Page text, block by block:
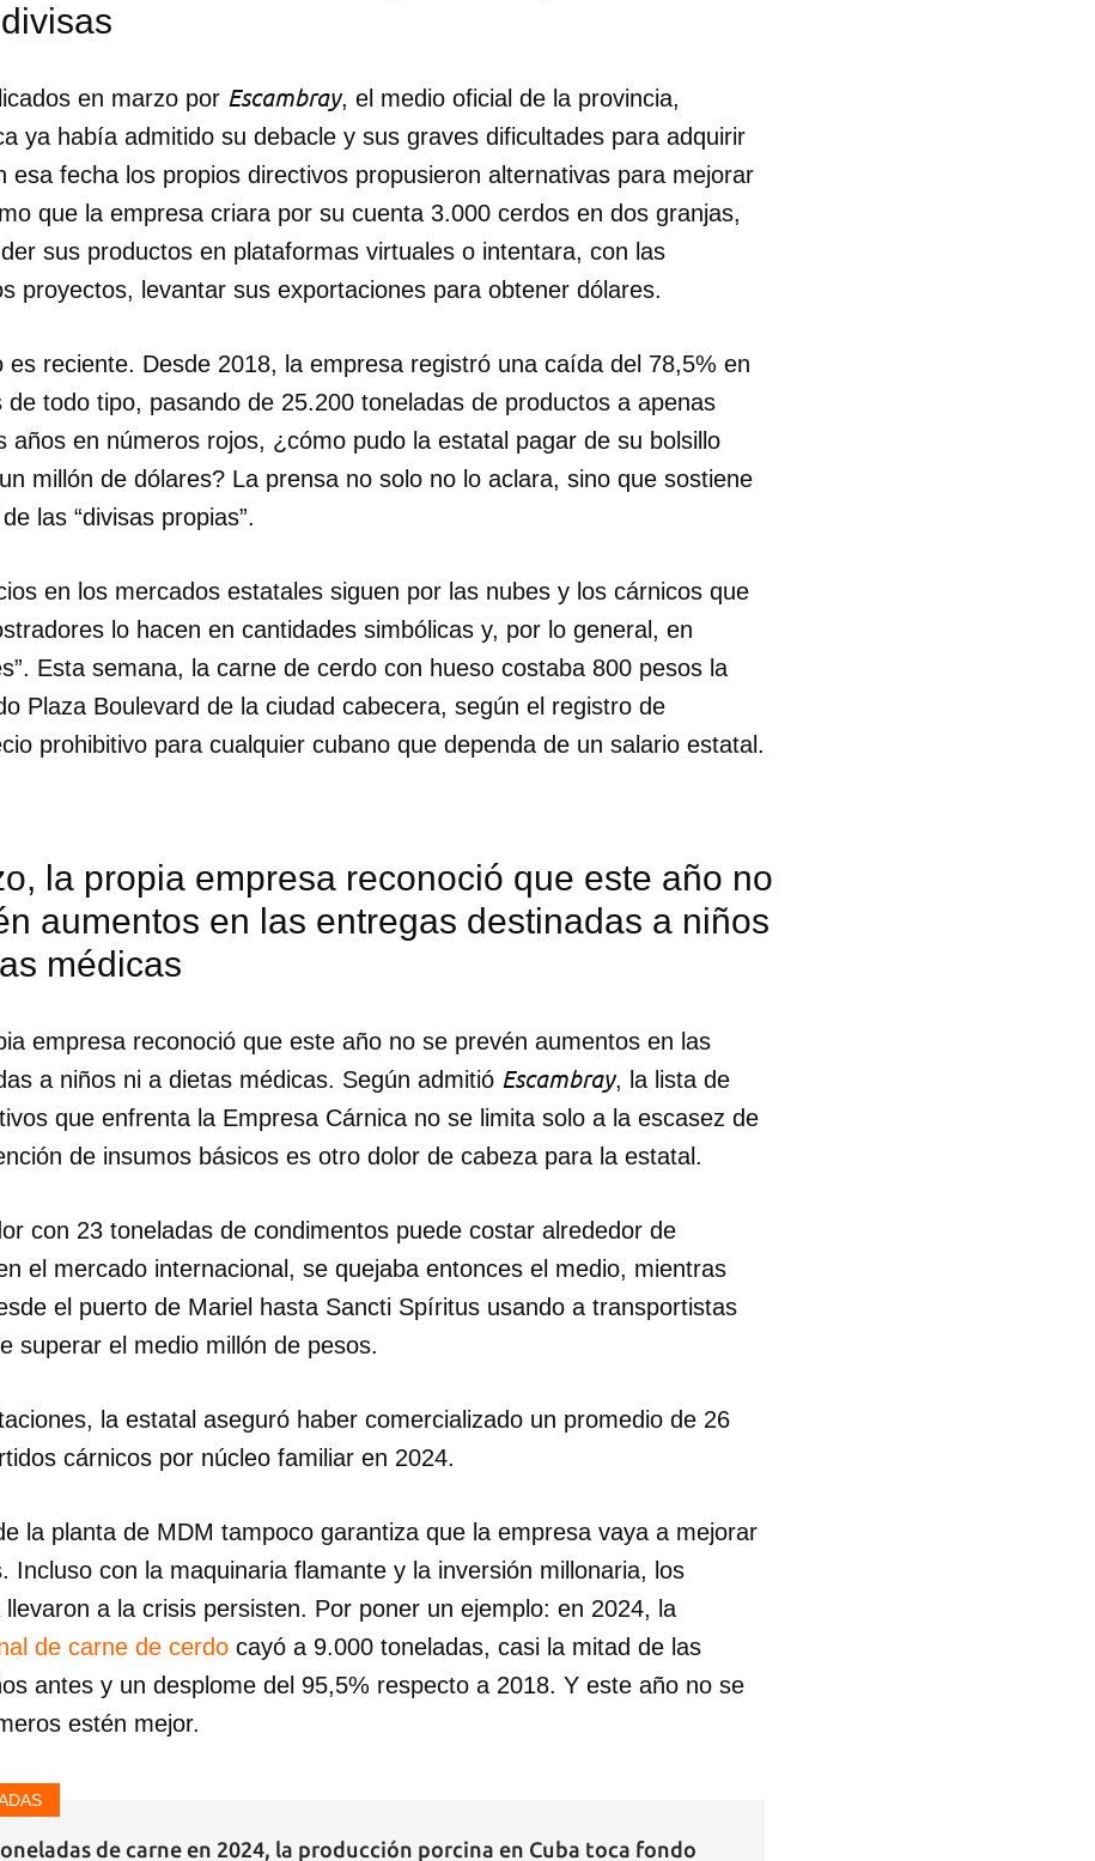
como favorito
poder guardar como favorito, primero has de iniciar sesión con tu
de 14ymedio.
INICIAR SESIÓN
en marzo por Escambray, el medio oficial de la provincia,
ya había admitido su debacle y sus graves dificultades para adquirir
esa fecha los propios directivos propusieron alternativas para mejorar
que la empresa criara por su cuenta 3.000 cerdos en dos granjas,
sus productos en plataformas virtuales o intentara, con las
proyectos, levantar sus exportaciones para obtener dólares.
es reciente. Desde 2018, la empresa registró una caída del 78,5% en
de todo tipo, pasando de 25.200 toneladas de productos a apenas
años en números rojos, ¿cómo pudo la estatal pagar de su bolsillo
millón de dólares? La prensa no solo no lo aclara, sino que sostiene
las “divisas propias”.
en los mercados estatales siguen por las nubes y los cárnicos que
lo hacen en cantidades simbólicas y, por lo general, en
Esta semana, la carne de cerdo con hueso costaba 800 pesos la
Plaza Boulevard de la ciudad cabecera, según el registro de
prohibitivo para cualquier cubano que dependa de un salario estatal.
la propia empresa reconoció que este año no
aumentos en las entregas destinadas a niños
médicas
empresa reconoció que este año no se prevén aumentos en las
a niños ni a dietas médicas. Según admitió Escambray, la lista de
que enfrenta la Empresa Cárnica no se limita solo a la escasez de
de insumos básicos es otro dolor de cabeza para la estatal.
con 23 toneladas de condimentos puede costar alrededor de
el mercado internacional, se quejaba entonces el medio, mientras
el puerto de Mariel hasta Sancti Spíritus usando a transportistas
superar el medio millón de pesos.
la estatal aseguró haber comercializado un promedio de 26
cárnicos por núcleo familiar en 2024.
la planta de MDM tampoco garantiza que la empresa vaya a mejorar
Incluso con la maquinaria flamante y la inversión millonaria, los
a la crisis persisten. Por poner un ejemplo: en 2024, la
de carne de cerdo cayó a 9.000 toneladas, casi la mitad de las
antes y un desplome del 95,5% respecto a 2018. Y este año no se
estén mejor.
de carne en 2024, la producción porcina en Cuba toca fondo